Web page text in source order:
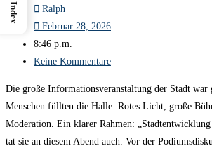
Ralph
Februar 28, 2026
8:46 p.m.
Keine Kommentare
Die große Informationsveranstaltung der Stadt war
Menschen füllten die Halle. Rotes Licht, große
Moderation. Ein klarer Rahmen:
tat sie an diesem Abend auch. Vor der
Index